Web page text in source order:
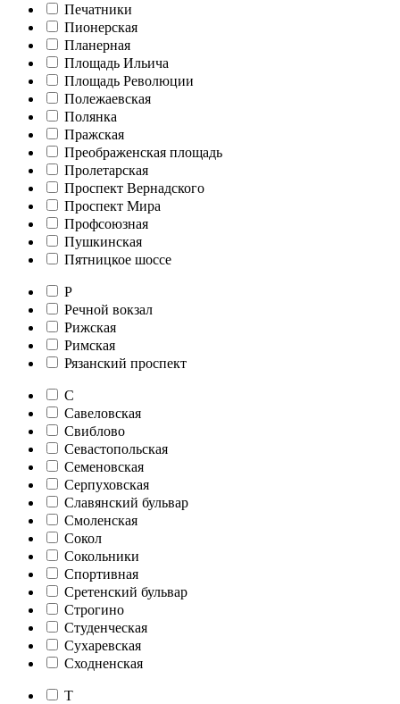
Печатники
Пионерская
Планерная
Площадь Ильича
Площадь Революции
Полежаевская
Полянка
Пражская
Преображенская площадь
Пролетарская
Проспект Вернадского
Проспект Мира
Профсоюзная
Пушкинская
Пятницкое шоссе
Р
Речной вокзал
Рижская
Римская
Рязанский проспект
С
Савеловская
Свиблово
Севастопольская
Семеновская
Серпуховская
Славянский бульвар
Смоленская
Сокол
Сокольники
Спортивная
Сретенский бульвар
Строгино
Студенческая
Сухаревская
Сходненская
Т